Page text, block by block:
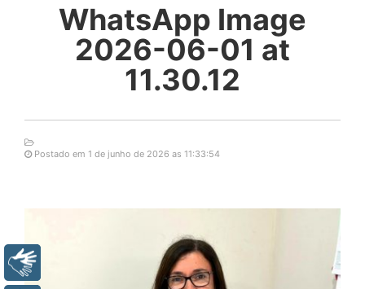
WhatsApp Image
2026-06-01 at
11.30.12
Postado em 1 de junho de 2026 as 11:33:54